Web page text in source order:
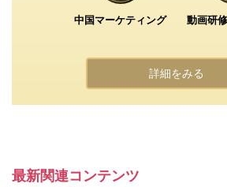
中国マーケティング 動画研
詳細をみる
最新関連コンテンツ